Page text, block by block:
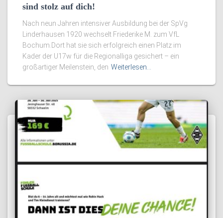
sind stolz auf dich!
Nach neun Jahren intensiver Ausbildung bei der SpVg
Linderhausen 1920 wechselt Friederike M. zum VfL
Bochum.Dort hat sie sich erfolgreich einen Platz im
Kader der U17w für die Regionalliga gesichert – ein
großartiger Meilenstein, den Weiterlesen…